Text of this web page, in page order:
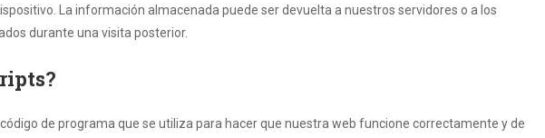
La información almacenada puede ser devuelta a nuestros servidores o a los
durante una visita posterior.
de programa que se utiliza para hacer que nuestra web funcione correctamente y de